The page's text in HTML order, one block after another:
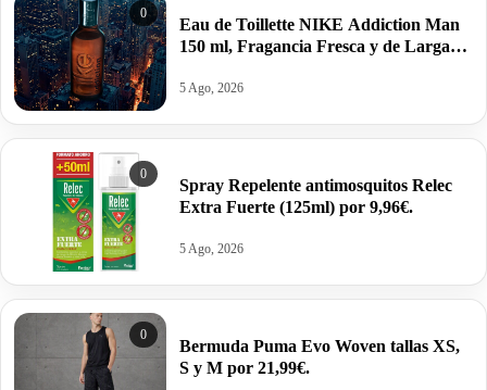
0
Eau de Toillette NIKE Addiction Man
150 ml, Fragancia Fresca y de Larga
5 Ago, 2026
0
Spray Repelente antimosquitos Relec
Extra Fuerte (125ml) por 9,96€.
5 Ago, 2026
0
Bermuda Puma Evo Woven tallas XS,
S y M por 21,99€.